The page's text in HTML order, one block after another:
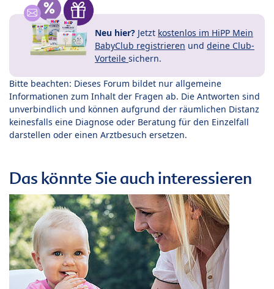
Neu hier? Jetzt kostenlos im HiPP Mein
BabyClub registrieren und deine Club-
Vorteile sichern.
Bitte beachten: Dieses Forum bildet nur allgemeine
Informationen zum Inhalt der Fragen ab. Die Antworten sind
unverbindlich und können aufgrund der räumlichen Distanz
keinesfalls eine Diagnose oder Beratung für den Einzelfall
darstellen oder einen Arztbesuch ersetzen.
Das könnte Sie auch interessieren